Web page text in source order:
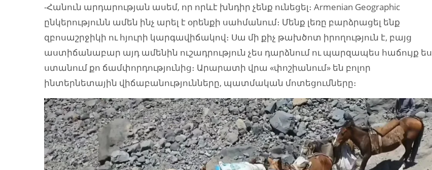
-Հանուն արդարության ասեմ, որ որևէ խնդիր չենք ունեցել։ Armenian Geographic
ընկերությունն ամեն ինչ արել է օրենքի սահմանում։ Մենք լեռը բարձրացել ենք
զբոսաշրջիկի ու հյուրի կարգավիճակով։ Սա մի քիչ թախծոտ իրողություն է, բայց
աստիճանաբար այդ ամենին ուշադրություն չես դարձնում ու պարզապես հաճույք ես
ստանում քո ճամփորդությունից։ Արարատի վրա «փոշիանում» են բոլոր
ինտերնետային վիճաբանությունները, պատմական մոտեցումները։